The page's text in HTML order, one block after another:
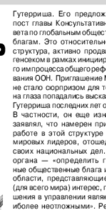
Баден-
МК-
Партнер